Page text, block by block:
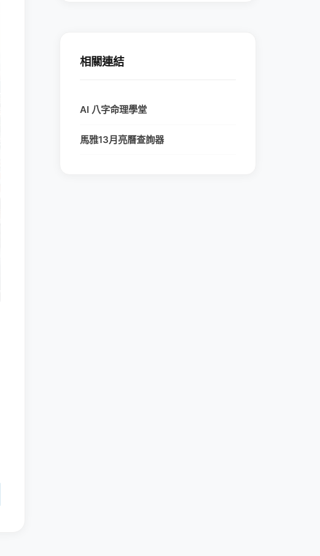
相關連結
AI 八字命理學堂
馬雅13月亮曆查詢器